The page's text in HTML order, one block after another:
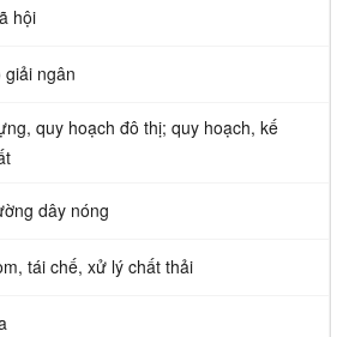
hội
ngân
quy hoạch đô thị; quy hoạch, kế
dây nóng
tái chế, xử lý chất thải